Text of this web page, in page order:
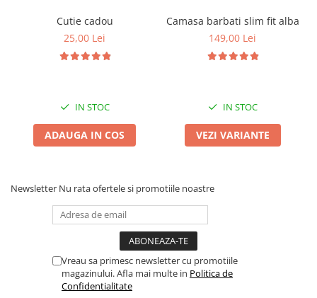
Cutie cadou
25,00 Lei
IN STOC
ADAUGA IN COS
Camasa barbati slim fit alba
149,00 Lei
IN STOC
VEZI VARIANTE
Newsletter Nu rata ofertele si promotiile noastre
Vreau sa primesc newsletter cu promotiile
magazinului. Afla mai multe in Politica de
Confidentialitate